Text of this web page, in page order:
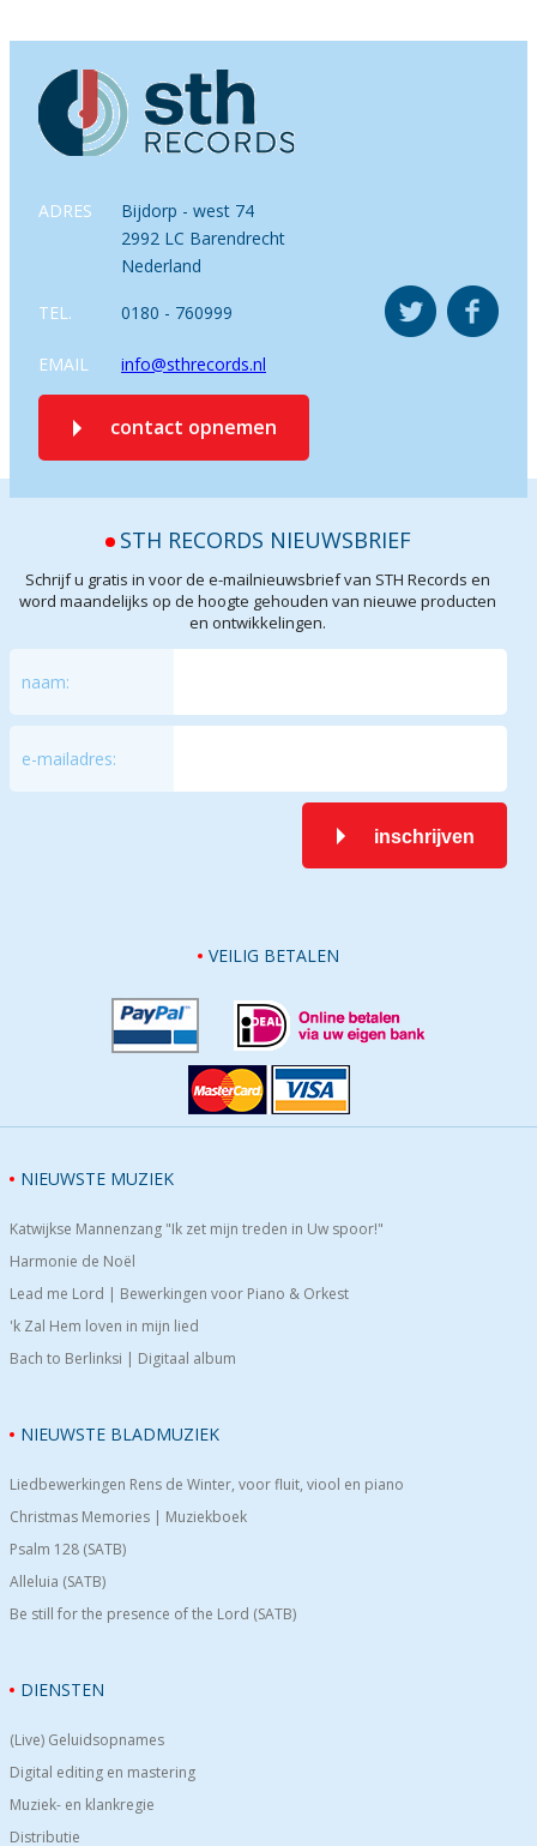
ADRES
Bijdorp - west 74
2992 LC Barendrecht
Nederland
TEL. 0180 - 760999
EMAIL info@sthrecords.nl
contact opnemen
STH RECORDS NIEUWSBRIEF
Schrijf u gratis in voor de e-mailnieuwsbrief van STH Records en
word maandelijks op de hoogte gehouden van nieuwe producten
en ontwikkelingen.
naam:
e-mailadres:
inschrijven
VEILIG BETALEN
NIEUWSTE MUZIEK
Katwijkse Mannenzang "Ik zet mijn treden in Uw spoor!"
Harmonie de Noël
Lead me Lord | Bewerkingen voor Piano & Orkest
'k Zal Hem loven in mijn lied
Bach to Berlinksi | Digitaal album
NIEUWSTE BLADMUZIEK
Liedbewerkingen Rens de Winter, voor fluit, viool en piano
Christmas Memories | Muziekboek
Psalm 128 (SATB)
Alleluia (SATB)
Be still for the presence of the Lord (SATB)
DIENSTEN
(Live) Geluidsopnames
Digital editing en mastering
Muziek- en klankregie
Distributie